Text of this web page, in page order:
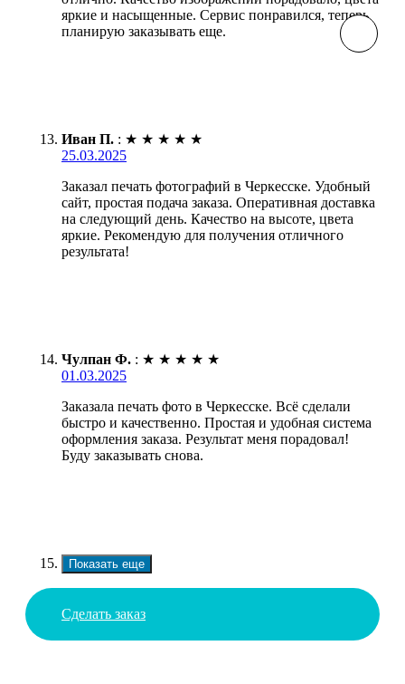
яркие и насыщенные. Сервис понравился, теперь
планирую заказывать еще.
Иван П. : ★ ★ ★ ★ ★
25.03.2025
Заказал печать фотографий в Черкесске. Удобный
сайт, простая подача заказа. Оперативная доставка
на следующий день. Качество на высоте, цвета
яркие. Рекомендую для получения отличного
результата!
Чулпан Ф. : ★ ★ ★ ★ ★
01.03.2025
Заказала печать фото в Черкесске. Всё сделали
быстро и качественно. Простая и удобная система
оформления заказа. Результат меня порадовал!
Буду заказывать снова.
Показать еще
Сделать заказ